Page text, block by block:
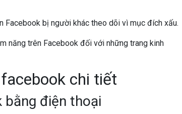
Facebook bị người khác theo dõi vì mục đích xấu.
năng trên Facebook đối với những trang kinh
chi tiết
bằng điện thoại